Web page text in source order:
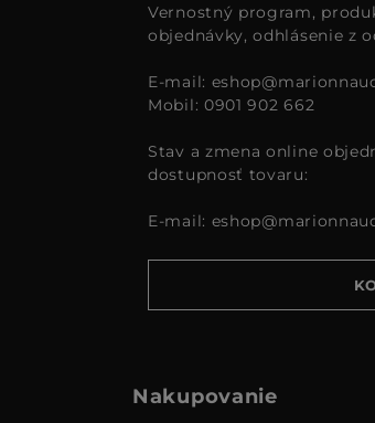
Vernostný program,
objednávky, odhlásenie z
E-mail:
Mobil: 0901 902 662
Stav a zmena online
dostupnosť tovaru:
E-mail:
Nakupovanie